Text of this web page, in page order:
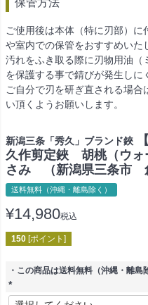
ご使用後は本体（特に刃部）
や室内での保管をおすすめいた
汚れをふき取る際に刃物用油
を保護する事で錆びが発生しに
ご自分で刃を研ぎ直される場
い頂くようお願いします。
新潟三条「秀久」ブランド鋏
久作剪定鋏 胡桃（ウォ
さみ （新潟県三条市
送料無料（沖縄・離島除く）
¥14,980税込
150 [ポイント]
・この商品は送料無料（沖縄・離
(